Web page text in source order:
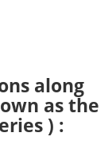
along
as the
) :